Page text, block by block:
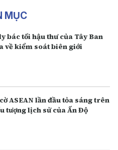
MỤC
bác tối hậu thư của Tây Ban
về kiểm soát biên giới
ASEAN lần đầu tỏa sáng trên
tượng lịch sử của Ấn Độ